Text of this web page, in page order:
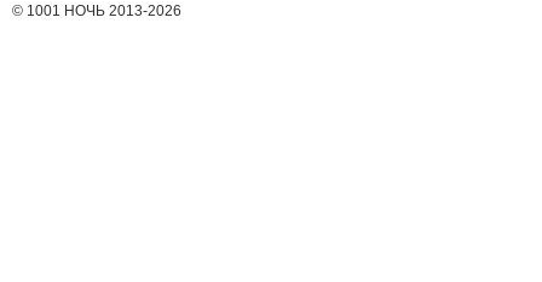
© 1001 НОЧЬ 2013-2026